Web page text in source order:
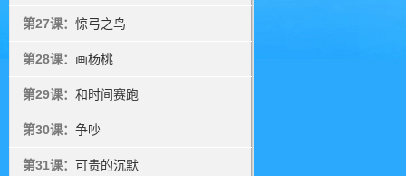
第27课： 惊弓之鸟
第28课： 画杨桃
第29课： 和时间赛跑
第30课： 争吵
第31课： 可贵的沉默